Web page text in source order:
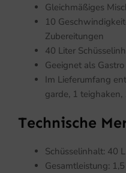
Gleichmäßiges
10
Zubereitungen
40 Liter
Geeignet als
Im Lieferumfang
garde, 1 teighaken,
Technische
Schüsselinhalt: 40 L
Gesamtleistung: